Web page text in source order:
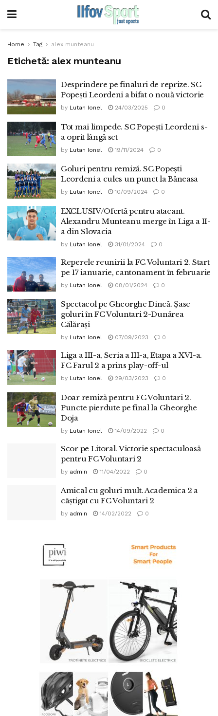
Home Tag alex munteanu
Etichetă: alex munteanu
Desprindere pe finaluri de reprize. SC
Popești Leordeni a bifat o nouă victorie
by Lutan Ionel 24/03/2025 0
Tot mai limpede. SC Popești Leordeni s-
a oprit lângă set
by Lutan Ionel 19/11/2024 0
Goluri pentru remiză. SC Popeşti
Leordeni a cules un punct la Băneasa
by Lutan Ionel 10/09/2024 0
EXCLUSIV/Ofertă pentru atacant.
Alexandru Munteanu merge în Liga a II-
a din Slovacia
by Lutan Ionel 31/01/2024 0
Reperele reunirii la FC Voluntari 2. Start
pe 17 ianuarie, cantonament în februarie
by Lutan Ionel 08/01/2024 0
Spectacol pe Gheorghe Dincă. Șase
goluri în FC Voluntari 2-Dunărea
Călărași
by Lutan Ionel 07/09/2023 0
Liga a III-a, Seria a III-a, Etapa a XVI-a.
FC Farul 2 a prins play-off-ul
by Lutan Ionel 29/03/2023 0
Doar remiză pentru FC Voluntari 2.
Puncte pierdute pe final la Gheorghe
Doja
by Lutan Ionel 14/09/2022 0
Scor pe Litoral. Victorie spectaculoasă
pentru FC Voluntari 2
by admin 11/04/2022 0
Amical cu goluri mult. Academica 2 a
câștigat cu FC Voluntari 2
by admin 14/02/2022 0